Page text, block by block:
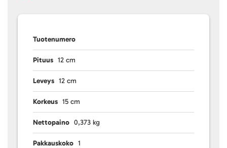
Tuotenumero
Pituus 12 cm
Leveys 12 cm
Korkeus 15 cm
Nettopaino 0,373 kg
Pakkauskoko 1